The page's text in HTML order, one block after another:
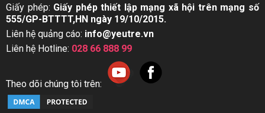
Giấy phép: Giấy phép thiết lập mạng xã hội trên mạng số
555/GP-BTTTT,HN ngày 19/10/2015.
Liên hệ quảng cáo: info@yeutre.vn
Liên hệ Hotline: 028 66 888 99
Theo dõi chúng tôi trên: